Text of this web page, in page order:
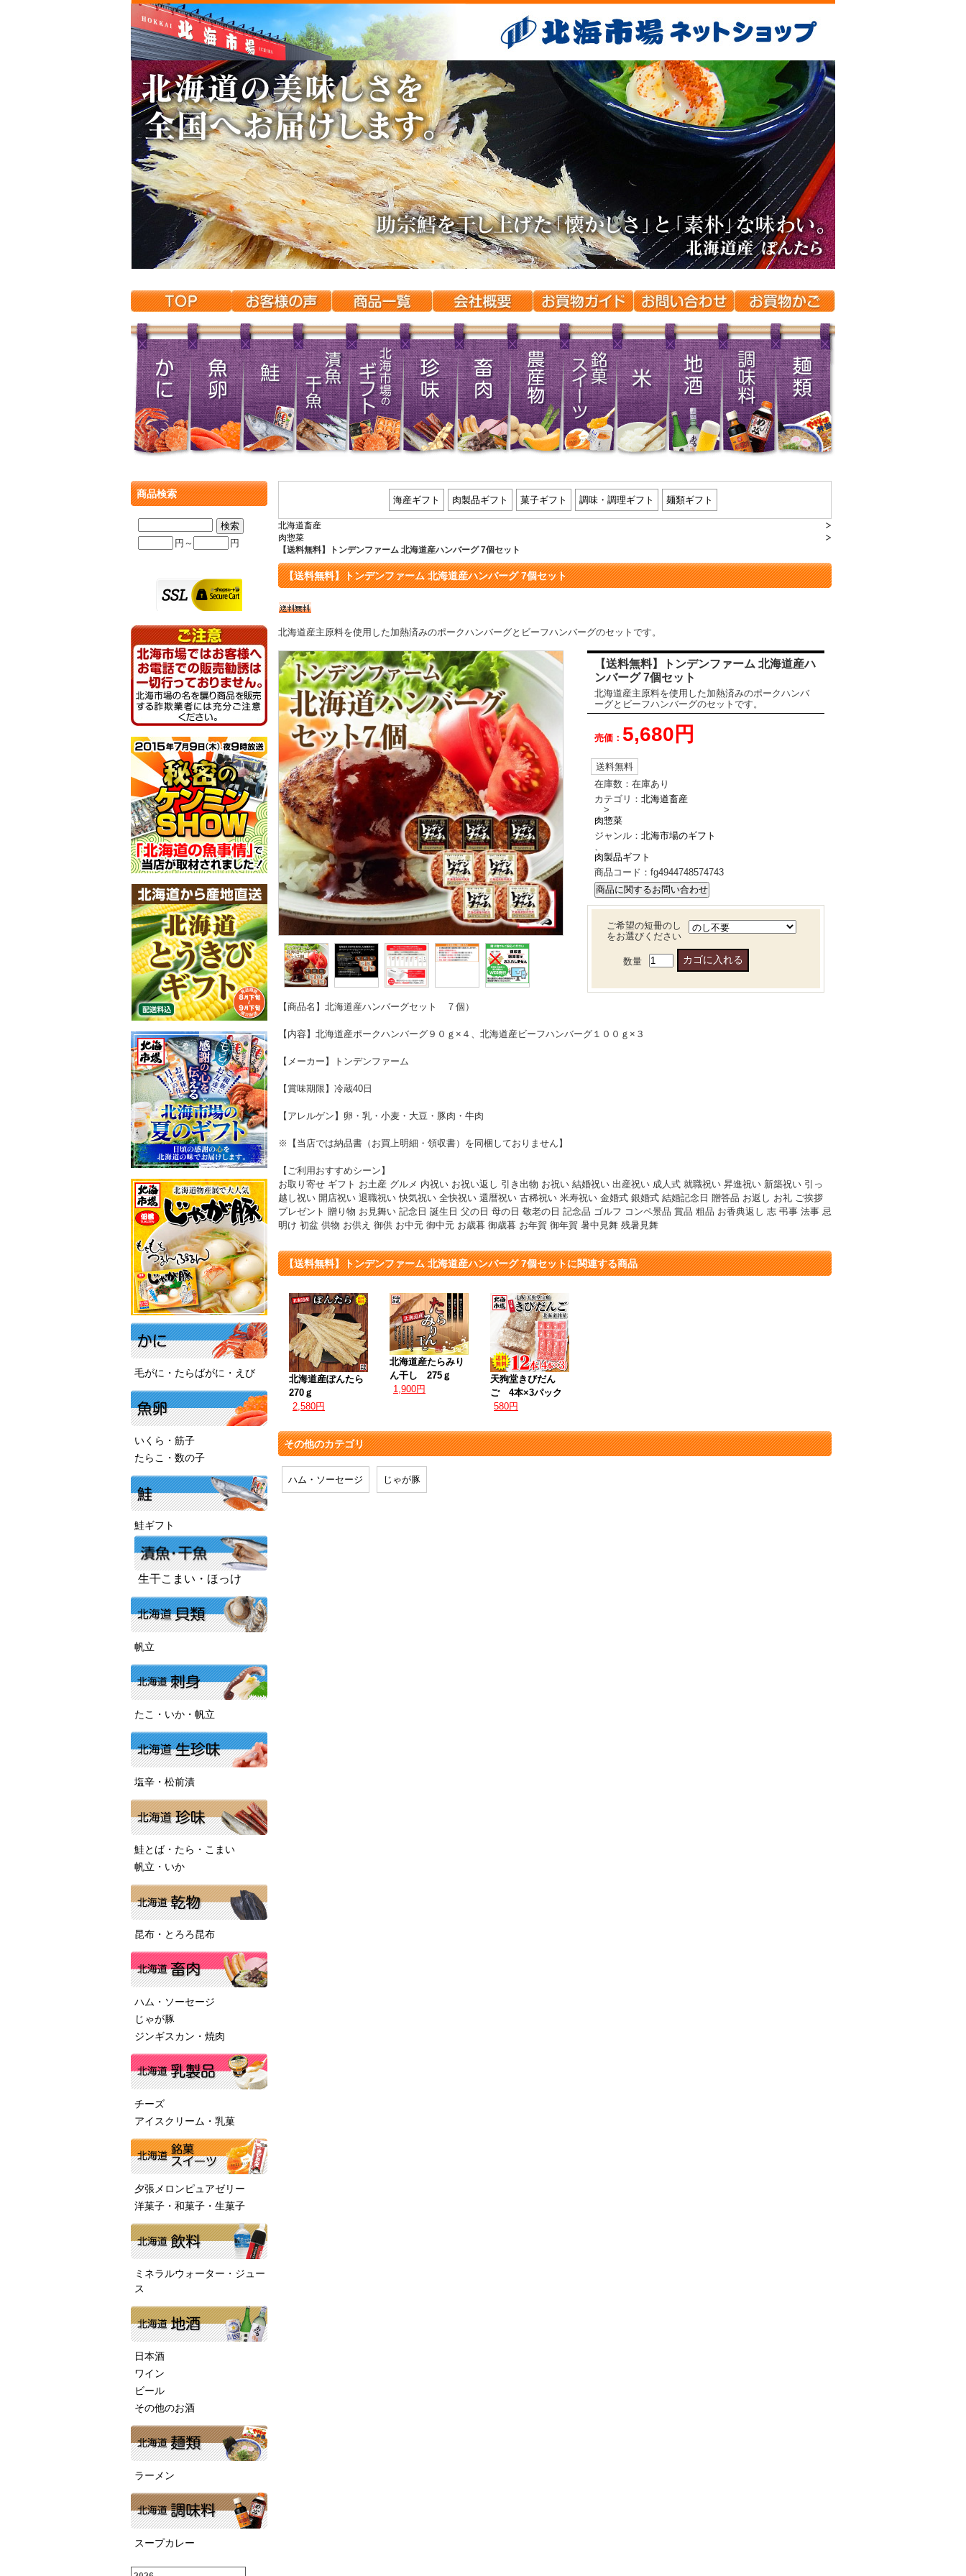
海産ギフト 肉製品ギフト 菓子ギフト 調味・調理ギフト 麺類ギフト
北海道畜産
肉惣菜
【送料無料】トンデンファーム 北海道産ハンバーグ 7個セット
【送料無料】トンデンファーム 北海道産ハンバーグ 7個セット
北海道産主原料を使用した加熱済みのポークハンバーグとビーフハンバーグのセットです。
【送料無料】トンデンファーム 北海道産ハ
ンバーグ 7個セット
北海道産主原料を使用した加熱済みのポークハンバ
ーグとビーフハンバーグのセットです。
売価： 5,680円
送料無料
在庫数： 在庫あり
カテゴリ： 北海道畜産
>
肉惣菜
ジャンル： 北海市場のギフト
、
肉製品ギフト
商品コード： fg4944748574743
ご希望の短冊のし
をお選びください
数量
【商品名】北海道産ハンバーグセット ７個）
【内容】北海道産ポークハンバーグ９０ｇ×４、北海道産ビーフハンバーグ１００ｇ×３
【メーカー】トンデンファーム
【賞味期限】冷蔵40日
【アレルゲン】卵・乳・小麦・大豆・豚肉・牛肉
※【当店では納品書（お買上明細・領収書）を同梱しておりません】
【ご利用おすすめシーン】
お取り寄せ ギフト お土産 グルメ 内祝い お祝い返し 引き出物 お祝い 結婚祝い 出産祝い 成人式 就職祝い 昇進祝い 新築祝い 引っ
越し祝い 開店祝い 退職祝い 快気祝い 全快祝い 還暦祝い 古稀祝い 米寿祝い 金婚式 銀婚式 結婚記念日 贈答品 お返し お礼 ご挨拶
プレゼント 贈り物 お見舞い 記念日 誕生日 父の日 母の日 敬老の日 記念品 ゴルフ コンペ景品 賞品 粗品 お香典返し 志 弔事 法事 忌
明け 初盆 供物 お供え 御供 お中元 御中元 お歳暮 御歳暮 お年賀 御年賀 暑中見舞 残暑見舞
【送料無料】トンデンファーム 北海道産ハンバーグ 7個セットに関連する商品
北海道産ぽんたら
270ｇ
2,580円
北海道産たらみり
ん干し 275ｇ
1,900円
天狗堂きびだん
ご 4本×3パック
580円
その他のカテゴリ
ハム・ソーセージ じゃが豚
商品検索
円～ 円
毛がに・たらばがに・えび
いくら・筋子
たらこ・数の子
鮭ギフト
生干こまい・ほっけ
帆立
たこ・いか・帆立
塩辛・松前漬
鮭とば・たら・こまい
帆立・いか
昆布・とろろ昆布
ハム・ソーセージ
じゃが豚
ジンギスカン・焼肉
チーズ
アイスクリーム・乳菓
夕張メロンピュアゼリー
洋菓子・和菓子・生菓子
ミネラルウォーター・ジュー
ス
日本酒
ワイン
ビール
その他のお酒
ラーメン
スープカレー